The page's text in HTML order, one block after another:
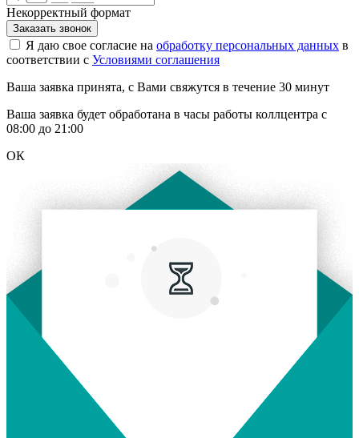
Некорректный формат
Заказать звонок
Я даю свое согласие на обработку персональных данных в
соответствии с Условиями соглашения
Ваша заявка принята, с Вами свяжутся в течение 30 минут
Ваша заявка будет обработана в часы работы коллцентра с
08:00 до 21:00
ОК